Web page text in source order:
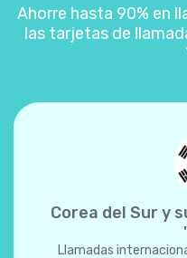
Ahorre hasta 90% en
las tarjetas de
Corea del Sur y
Llamadas